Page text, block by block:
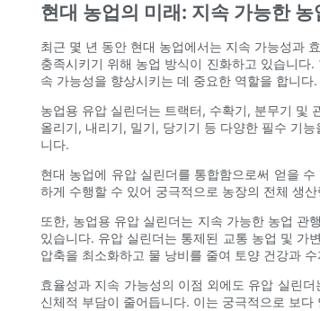
현대 농업의 미래: 지속 가능한
최근 몇 년 동안 현대 농업에서는 지속 가능성과
충족시키기 위해 농업 방식이 진화하고 있습니
속 가능성을 향상시키는 데 중요한 역할을 합니다.
농업용 유압 실린더는 트랙터, 수확기, 분무기 및
올리기, 내리기, 밀기, 당기기 등 다양한 필수 기
니다.
현대 농업에 유압 실린더를 통합함으로써 얻을
하게 수행할 수 있어 궁극적으로 농장의 전체 생
또한, 농업용 유압 실린더는 지속 가능한 농업 관
있습니다. 유압 실린더는 통제된 교통 농업 및 가
압축을 최소화하고 물 낭비를 줄여 토양 건강과
효율성과 지속 가능성의 이점 외에도 유압 실린
신체적 부담이 줄어듭니다. 이는 궁극적으로 보